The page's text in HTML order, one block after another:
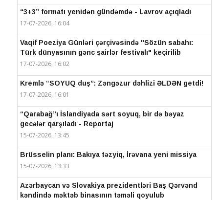
“3+3” formatı yenidən gündəmdə - Lavrov açıqladı
17-07-2026, 16:04
Vaqif Poeziya Günləri çərçivəsində "Sözün sabahı:
Türk dünyasının gənc şairlər festivalı" keçirilib
17-07-2026, 16:02
Kremlə “SOYUQ duş”: Zəngəzur dəhlizi ƏLDƏN getdi!
17-07-2026, 16:01
“Qarabağ”ı İslandiyada sərt soyuq, bir də bəyaz
gecələr qarşıladı - Reportaj
15-07-2026, 13:45
Brüsselin planı: Bakıya təzyiq, İrəvana yeni missiya
15-07-2026, 13:33
Azərbaycan və Slovakiya prezidentləri Baş Qərvənd
kəndində məktəb binasının təməli qoyulub